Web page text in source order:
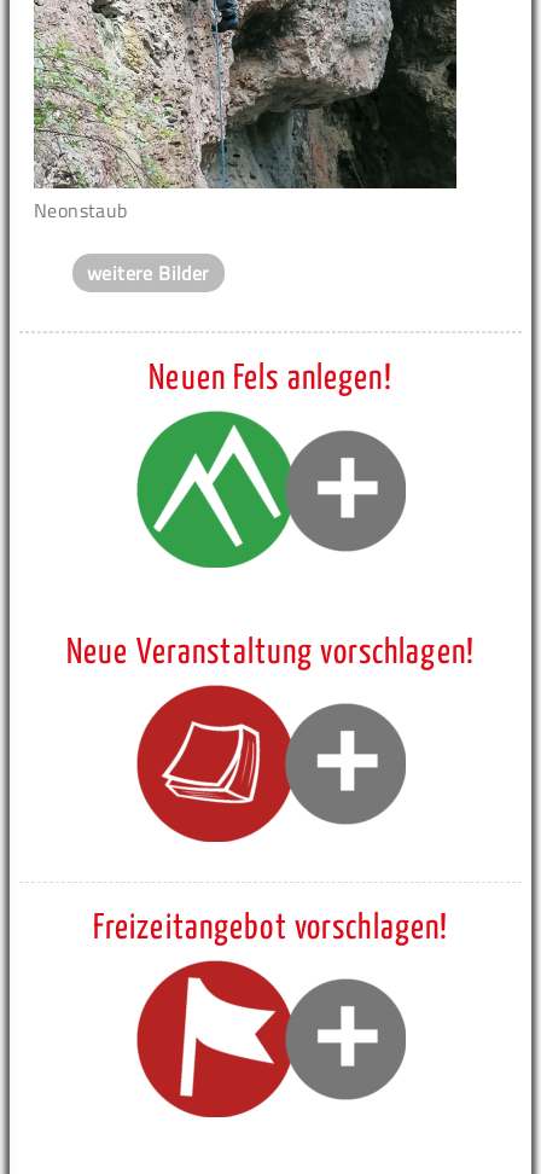
Neonstaub
weitere Bilder
Neuen Fels anlegen!
Neue Veranstaltung vorschlagen!
Freizeitangebot vorschlagen!